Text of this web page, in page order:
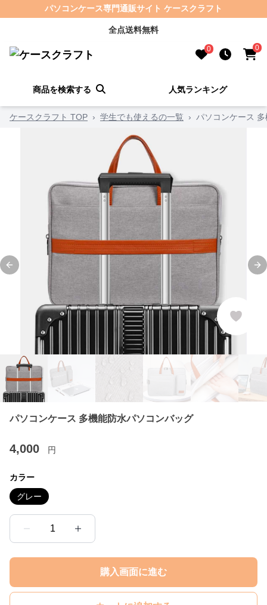
パソコンケース専門通販サイト ケースクラフト
全点送料無料
0 0
商品を検索する 人気ランキング
ケースクラフト TOP › 学生でも使えるの一覧 › パソコンケース
Previous slide
パソコンケース 多機能防水パソコンバッグ
4,000 円
カラー
グレー
1
購入画面に進む